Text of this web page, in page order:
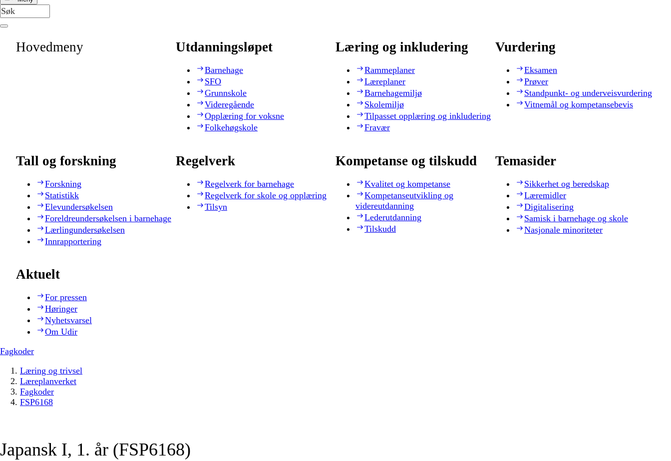
Hovedmeny Utdanningsløpet
Barnehage
SFO
Grunnskole
Videregående
Opplæring for voksne
Folkehøgskole
Læring og inkludering
Rammeplaner
Læreplaner
Barnehagemiljø
Skolemiljø
Tilpasset opplæring og inkludering
Fravær
Vurdering
Eksamen
Prøver
Standpunkt- og underveisvurdering
Vitnemål og kompetansebevis
Tall og forskning
Forskning
Statistikk
Elevundersøkelsen
Foreldreundersøkelsen i barnehage
Lærlingundersøkelsen
Innrapportering
Regelverk
Regelverk for barnehage
Regelverk for skole og opplæring
Tilsyn
Kompetanse og tilskudd
Kvalitet og kompetanse
Kompetanseutvikling og
videreutdanning
Lederutdanning
Tilskudd
Temasider
Sikkerhet og beredskap
Læremidler
Digitalisering
Samisk i barnehage og skole
Nasjonale minoriteter
Aktuelt
For pressen
Høringer
Nyhetsvarsel
Om Udir
Fagkoder
Læring og trivsel
Læreplanverket
Fagkoder
FSP6168
Japansk I, 1. år (FSP6168)